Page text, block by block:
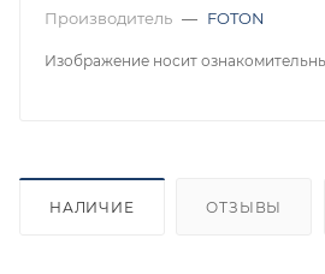
Производитель — FOTON
Изображение носит
НАЛИЧИЕ ОТЗЫВЫ